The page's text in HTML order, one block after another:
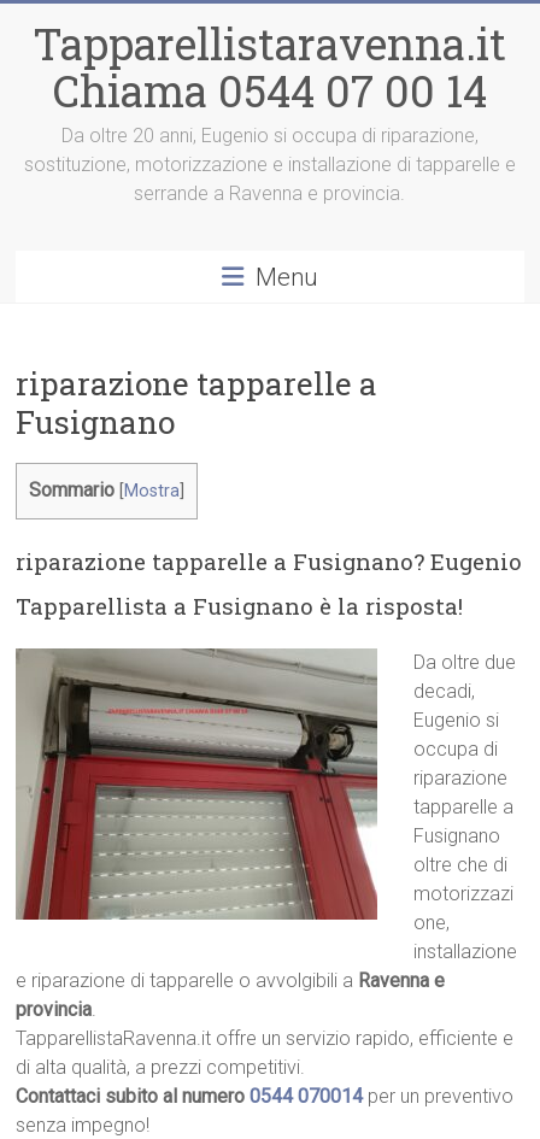
contenuto
Tapparellistaravenna.it
Chiama 0544 07 00 14
Da oltre 20 anni, Eugenio si occupa di riparazione,
sostituzione, motorizzazione e installazione di tapparelle e
serrande a Ravenna e provincia.
Menu
riparazione tapparelle a
Fusignano
Sommario Mostra
riparazione tapparelle a Fusignano? Eugenio
Tapparellista a Fusignano è la risposta!
Da oltre due
decadi,
Eugenio si
occupa di
riparazione
tapparelle a
Fusignano
oltre che di
motorizzazi
one,
installazione
e riparazione di tapparelle o avvolgibili a Ravenna e
provincia.
TapparellistaRavenna.it offre un servizio rapido, efficiente e
di alta qualità, a prezzi competitivi.
Contattaci subito al numero0544 070014per un preventivo
senza impegno!